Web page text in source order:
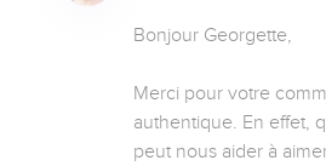
Bonjour Georgette,
Merci pour votre
authentique. En effet,
peut nous aider à